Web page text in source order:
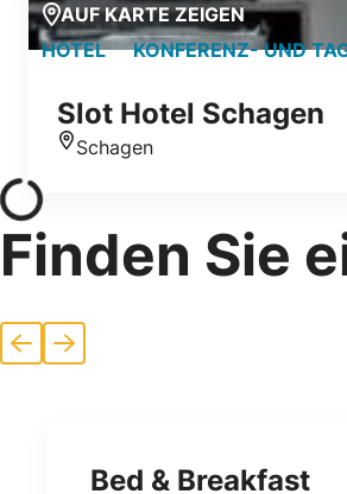
AUF KARTE ZEIGEN
HOTEL KONFERENZ- UND
Slot Hotel Schagen
Standort
Schagen
Finden Sie
Vorherige
Nächste
Bed & Breakfast